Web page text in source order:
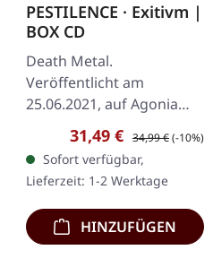
PESTILENCE · Exitivm |
BOX CD
Death Metal.
Veröffentlicht am
25.06.2021, auf Agonia
Records. Limitierte Clam-
Shell Box inkl. CD
(Jewelcase), Patch zum
Aufbügeln und Flagge…
Verkaufspreis:
31,49 € Regulärer Preis:
34,99 €(-10%)
Sofort verfügbar,
Lieferzeit: 1-2 Werktage
HINZUFÜGEN